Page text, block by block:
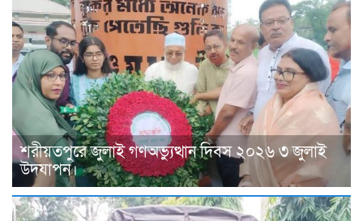
শরীয়তপুরে জুলাই গণঅভ্যুত্থান দিবস ২০২৬ ৩ জুলাই
উদযাপন।